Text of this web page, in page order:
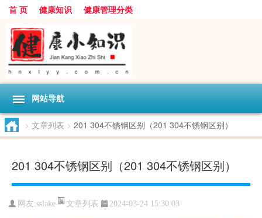
首 页 健康知识 健康管理分类
网站导航
> 文章列表 > 201 304不锈钢区别（201 304不锈钢区别）
201 304不锈钢区别（201 304不锈钢区别）
网友:sslake 文章列表 2024-03-24 15:30:03